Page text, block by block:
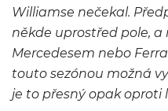
Williamse nečekal.
někde uprostřed pole,
Mercedesem nebo
touto sezónou možná
je to přesný opak oproti